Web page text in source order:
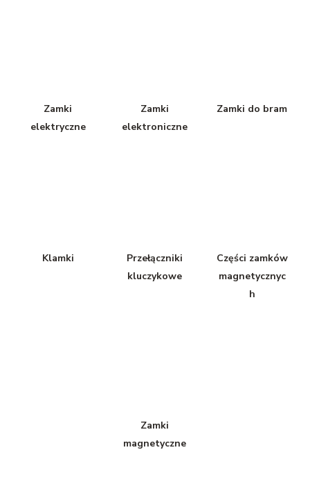
Zamki
elektryczne
Zamki
elektroniczne
Zamki do bram
Klamki
Przełączniki
kluczykowe
Części zamków
magnetycznyc
h
Zamki
magnetyczne